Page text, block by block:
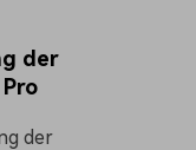
der
der